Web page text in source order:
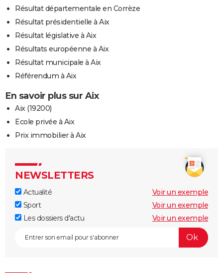
Résultat départementale en Corrèze
Résultat présidentielle à Aix
Résultat législative à Aix
Résultats européenne à Aix
Résultat municipale à Aix
Référendum à Aix
En savoir plus sur Aix
Aix (19200)
Ecole privée à Aix
Prix immobilier à Aix
NEWSLETTERS
Actualité
Voir un exemple
Sport
Voir un exemple
Les dossiers d'actu
Voir un exemple